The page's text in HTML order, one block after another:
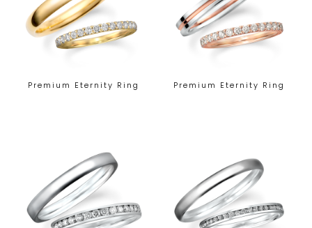
Premium Eternity Ring Premium Eternity Ring